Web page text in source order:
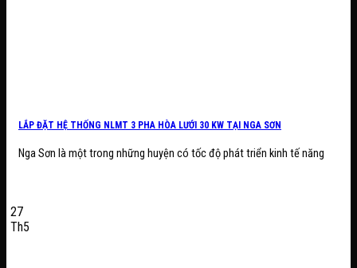
LẮP ĐẶT HỆ THỐNG NLMT 3 PHA HÒA LƯỚI 30 KW TẠI NGA SƠN
Nga Sơn là một trong những huyện có tốc độ phát triển kinh tế năng
27
Th5